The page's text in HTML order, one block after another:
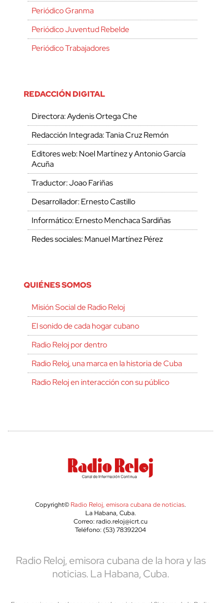
Periódico Granma
Periódico Juventud Rebelde
Periódico Trabajadores
REDACCIÓN DIGITAL
Directora: Aydenis Ortega Che
Redacción Integrada: Tania Cruz Remón
Editores web: Noel Martínez y Antonio García
Acuña
Traductor: Joao Fariñas
Desarrollador: Ernesto Castillo
Informático: Ernesto Menchaca Sardiñas
Redes sociales: Manuel Martínez Pérez
QUIÉNES SOMOS
Misión Social de Radio Reloj
El sonido de cada hogar cubano
Radio Reloj por dentro
Radio Reloj, una marca en la historia de Cuba
Radio Reloj en interacción con su público
Copyright© Radio Reloj, emisora cubana de noticias.
La Habana, Cuba.
Correo: radio.reloj@icrt.cu
Teléfono: (53) 78392204
Radio Reloj, emisora cubana de la hora y las
noticias. La Habana, Cuba.